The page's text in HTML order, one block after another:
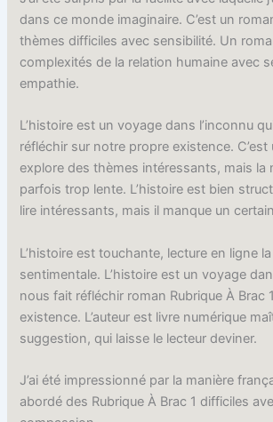
dans ce monde imaginaire. C’est un
thèmes difficiles avec sensibilité. Un
complexités de la relation humaine avec
empathie.
L’histoire est un voyage dans l’inconnu
réfléchir sur notre propre existence.
explore des thèmes intéressants, mais la
parfois trop lente. L’histoire est bien
lire intéressants, mais il manque un
L’histoire est touchante, lecture en ligne
sentimentale. L’histoire est un voyage
nous fait réfléchir roman Rubrique À Brac
existence. L’auteur est livre numérique
suggestion, qui laisse le lecteur deviner.
J’ai été impressionné par la manière
abordé des Rubrique À Brac 1 difficiles